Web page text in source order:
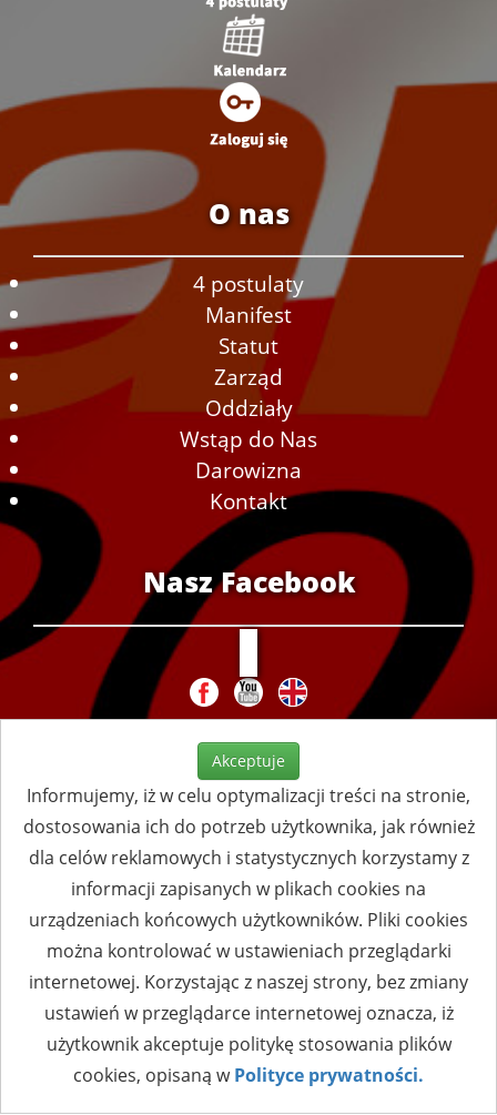
O nas
4 postulaty
Manifest
Statut
Zarząd
Oddziały
Wstąp do Nas
Darowizna
Kontakt
Nasz Facebook
Akceptuje
Informujemy, iż w celu optymalizacji treści na stronie,
dostosowania ich do potrzeb użytkownika, jak również
dla celów reklamowych i statystycznych korzystamy z
informacji zapisanych w plikach cookies na
urządzeniach końcowych użytkowników. Pliki cookies
można kontrolować w ustawieniach przeglądarki
internetowej. Korzystając z naszej strony, bez zmiany
ustawień w przeglądarce internetowej oznacza, iż
użytkownik akceptuje politykę stosowania plików
cookies, opisaną wPolityce prywatności.